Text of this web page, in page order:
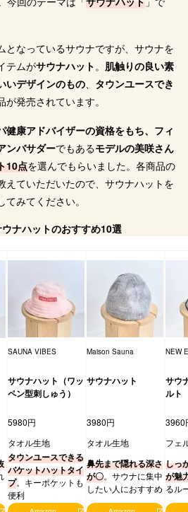
となっているサウナですが、サウナを
テムがサウナハット。 肌触りの良い素
いデザインのもの、 タウンユースでき
発売されています。
健康アドバイザーの資格をもち、フィ
ンバサダーでもあるモデルの美咲さん
10点を選んでもらいました。各商品の
えていただいたので、サウナハットを
みてください。
ナハットのおすすめ10選
SAUNA VIBES Maison Sauna NEW
サウナハット（ワッ
ペン型刺しゅう）
サウナハット
サウ
ルト
5980円 3980円 3960
タオル生地 タオル生地 フェ
タウンユースできる
バケットハットタイ
プ。キーポケットも
便利
鼻先まで隠れる深さ
が〇。サウナに集中
したい人におすすめ
しっ
が魅
るル
ダークグレー
Amazon
楽天市場
Yahoo!
Amazon
楽天市場